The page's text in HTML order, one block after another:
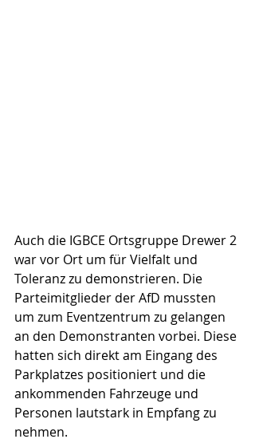
Auch die IGBCE Ortsgruppe Drewer 2
war vor Ort um für Vielfalt und
Toleranz zu demonstrieren. Die
Parteimitglieder der AfD mussten
um zum Eventzentrum zu gelangen
an den Demonstranten vorbei. Diese
hatten sich direkt am Eingang des
Parkplatzes positioniert und die
ankommenden Fahrzeuge und
Personen lautstark in Empfang zu
nehmen.